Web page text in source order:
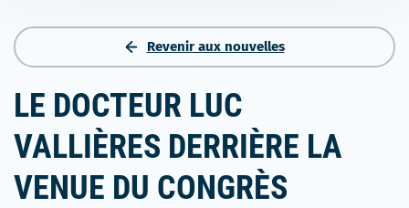
recherche
Revenir aux nouvelles
LE DOCTEUR LUC
VALLIÈRES DERRIÈRE LA
VENUE DU CONGRÈS